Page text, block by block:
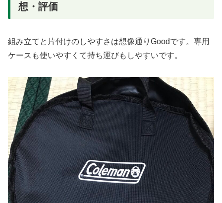
想・評価
組み立てと片付けのしやすさは想像通りGoodです。専用
ケースも使いやすくて持ち運びもしやすいです。